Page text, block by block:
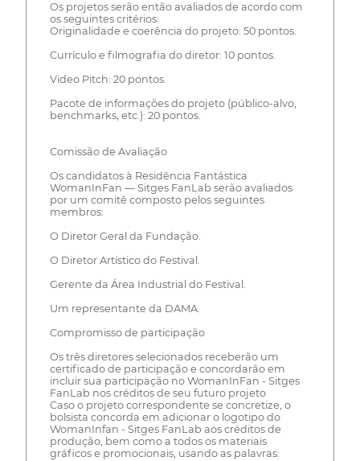
Os projetos serão então avaliados de acordo com
os seguintes critérios:
Originalidade e coerência do projeto: 50 pontos.
Currículo e filmografia do diretor: 10 pontos.
Video Pitch: 20 pontos.
Pacote de informações do projeto (público-alvo,
benchmarks, etc.): 20 pontos.
Comissão de Avaliação
Os candidatos à Residência Fantástica
WomanInFan — Sitges FanLab serão avaliados
por um comitê composto pelos seguintes
membros:
O Diretor Geral da Fundação.
O Diretor Artístico do Festival.
Gerente da Área Industrial do Festival.
Um representante da DAMA.
Compromisso de participação
Os três diretores selecionados receberão um
certificado de participação e concordarão em
incluir sua participação no WomanInFan - Sitges
FanLab nos créditos de seu futuro projeto
Caso o projeto correspondente se concretize, o
bolsista concorda em adicionar o logotipo do
WomanInfan - Sitges FanLab aos créditos de
produção, bem como a todos os materiais
gráficos e promocionais, usando as palavras: